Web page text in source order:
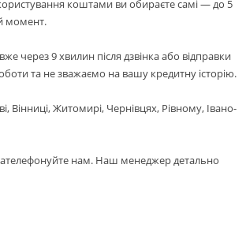
коштами ви обираєте самі — до 5
момент.
через 9 хвилин після дзвінка або відправки
та не зважаємо на вашу кредитну історію.
Вінниці, Житомирі, Чернівцях, Рівному, Івано-
нам. Наш менеджер детально